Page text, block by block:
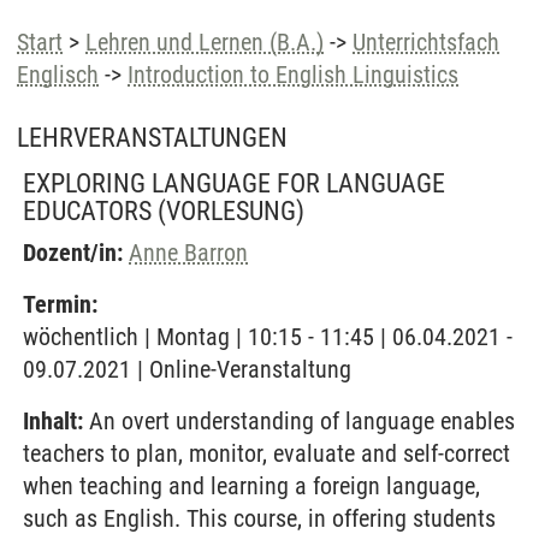
Start > Lehren und Lernen (B.A.) -> Unterrichtsfach
Englisch -> Introduction to English Linguistics
LEHRVERANSTALTUNGEN
EXPLORING LANGUAGE FOR LANGUAGE
EDUCATORS (VORLESUNG)
Dozent/in: Anne Barron
Termin:
wöchentlich | Montag | 10:15 - 11:45 | 06.04.2021 -
09.07.2021 | Online-Veranstaltung
Inhalt: An overt understanding of language enables
teachers to plan, monitor, evaluate and self-correct
when teaching and learning a foreign language,
such as English. This course, in offering students